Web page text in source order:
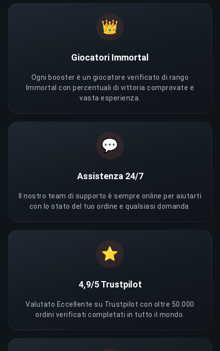
👑
Giocatori Immortal
Ogni booster è un giocatore verificato di rango
Immortal con percentuali di vittoria comprovate e
vasta esperienza.
💬
Assistenza 24/7
Il nostro team di supporto è sempre online per aiutarti
con lo stato del tuo ordine e qualsiasi domanda.
⭐
4,9/5 Trustpilot
Valutato Eccellente su Trustpilot con oltre 50.000
ordini verificati completati in tutto il mondo.